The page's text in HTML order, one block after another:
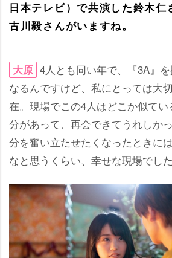
日本テレビ）で共演した鈴木仁
古川毅さんがいますね。
大原 4人とも同い年で、『3A』
なるんですけど、私にとっては大
在。現場でこの4人はどこか似て
分があって、再会できてうれしか
分を奮い立たせたくなったときに
なと思うくらい、幸せな現場でした